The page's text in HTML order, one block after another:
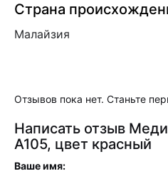
Страна
Малайзия
Отзывов пока нет. Станьте
Написать отзыв
A105, цвет красный
Ваше имя: